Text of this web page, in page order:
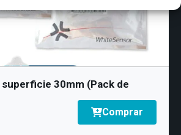
30mm (Pack de
Comprar